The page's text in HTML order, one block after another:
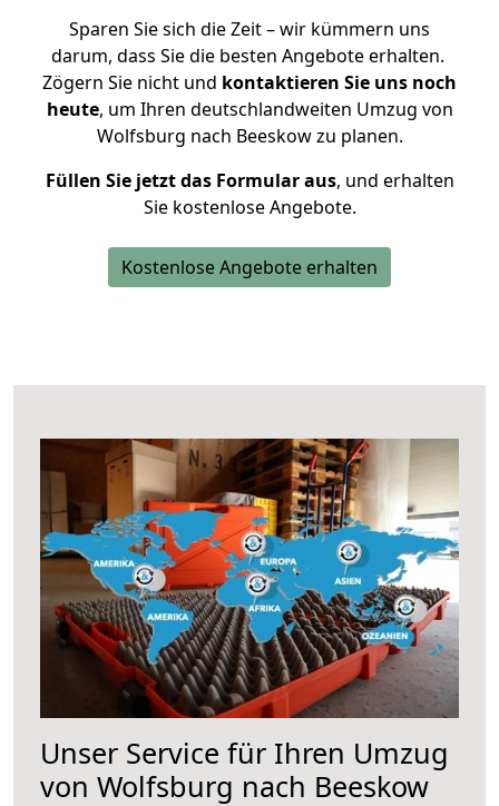
Sparen Sie sich die Zeit – wir kümmern uns
darum, dass Sie die besten Angebote erhalten.
Zögern Sie nicht und kontaktieren Sie uns noch
heute, um Ihren deutschlandweiten Umzug von
Wolfsburg nach Beeskow zu planen.
Füllen Sie jetzt das Formular aus, und erhalten
Sie kostenlose Angebote.
Kostenlose Angebote erhalten
Unser Service für Ihren Umzug
von Wolfsburg nach Beeskow